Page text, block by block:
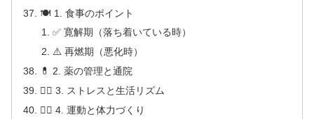
🍽 1. 食事のポイント
✅ 寛解期（落ち着いている時）
⚠️ 再燃期（悪化時）
💊 2. 薬の管理と通院
🧘‍♀️ 3. ストレスと生活リズム
🚶‍♂️ 4. 運動と体力づくり